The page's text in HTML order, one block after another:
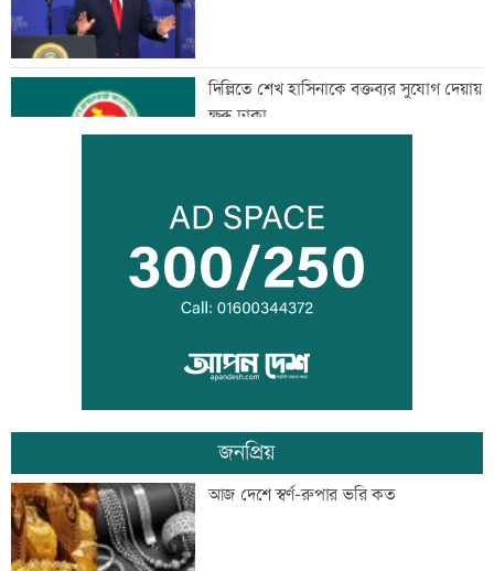
দিল্লিতে শেখ হাসিনাকে বক্তব্যর সুযোগ দেয়ায়
ক্ষুব্ধ ঢাকা
আজ দেশে স্বর্ণের দাম বাড়ল নাকি কমল
হৃদয় ঝড়ে এলপিএলের ফাইনালে জাফনা
বিশ্বজুড়ে হঠাৎ বন্ধ হাজারো হোয়াটসঅ্যাপ
অ্যাকাউন্ট
জনপ্রিয়
আজ দেশে স্বর্ণ-রুপার ভরি কত